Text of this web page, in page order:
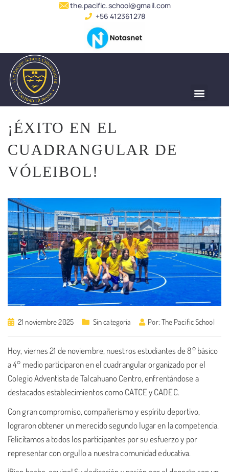
the.pacific.school@gmail.com
+56 412361278
¡ÉXITO EN EL
CUADRANGULAR DE
VÓLEIBOL!
21 noviembre 2025 Sin categoría Por: The Pacific School
Hoy, viernes 21 de noviembre, nuestros estudiantes de 8° básico
a 4° medio participaron en el cuadrangular organizado por el
Colegio Adventista de Talcahuano Centro, enfrentándose a
destacados establecimientos como CATCE y CADEC.
Con gran compromiso, compañerismo y espíritu deportivo,
lograron obtener un merecido segundo lugar en la competencia.
Felicitamos a todos los participantes por su esfuerzo y por
representar con orgullo a nuestra comunidad educativa.